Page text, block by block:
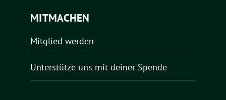
MITMACHEN
Mitglied werden
Unterstütze uns mit deiner Spende